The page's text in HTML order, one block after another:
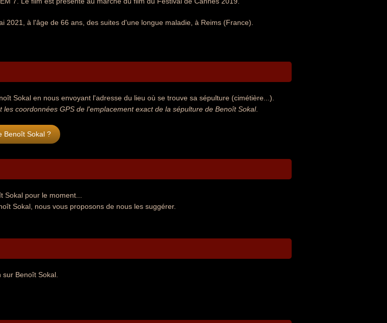
2021, à l'âge de 66 ans, des suites d'une longue maladie, à Reims (France).
Sokal en nous envoyant l'adresse du lieu où se trouve sa sépulture (cimétière...).
les coordonnées GPS de l'emplacement exact de la sépulture de Benoît Sokal.
Benoît Sokal ?
pour le moment...
Sokal, nous vous proposons de nous les suggérer.
Benoît Sokal.